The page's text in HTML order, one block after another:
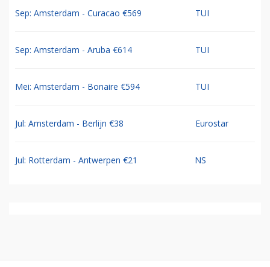
Sep: Amsterdam - Curacao €569 TUI
Sep: Amsterdam - Aruba €614 TUI
Mei: Amsterdam - Bonaire €594 TUI
Jul: Amsterdam - Berlijn €38 Eurostar
Jul: Rotterdam - Antwerpen €21 NS